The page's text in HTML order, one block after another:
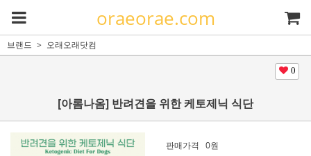
oraeorae.com
브랜드 오래오래닷컴
0
[아롬나옴] 반려견을 위한 케토제닉 식단
판매가격 0원